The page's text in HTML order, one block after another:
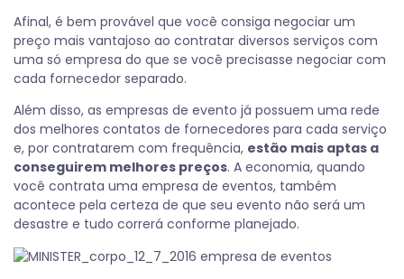
Afinal, é bem provável que você consiga negociar um
preço mais vantajoso ao contratar diversos serviços com
uma só empresa do que se você precisasse negociar com
cada fornecedor separado.
Além disso, as empresas de evento já possuem uma rede
dos melhores contatos de fornecedores para cada serviço
e, por contratarem com frequência, estão mais aptas a
conseguirem melhores preços. A economia, quando
você contrata uma empresa de eventos, também
acontece pela certeza de que seu evento não será um
desastre e tudo correrá conforme planejado.